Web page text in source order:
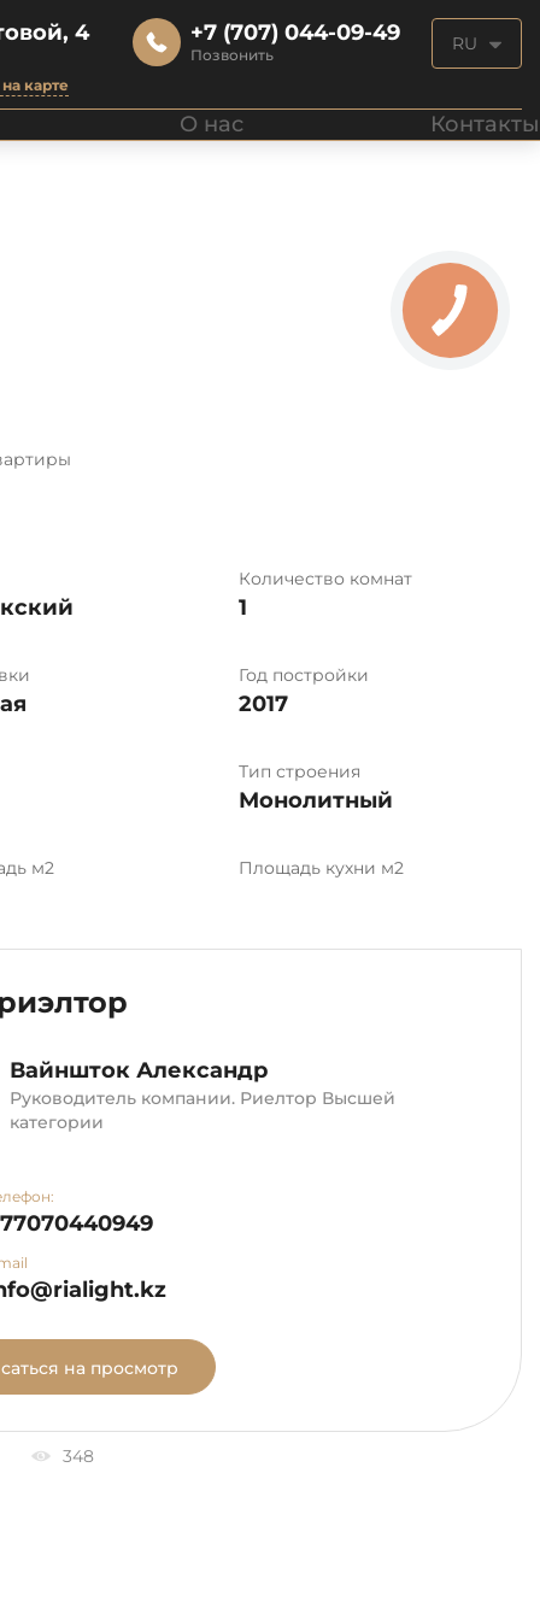
4
карте
+7 (707) 044-09-49
Позвонить
RU
О нас Контакты
Количество комнат
1
Год постройки
2017
Тип строения
Монолитный
м2 Площадь кухни м2
Вайншток Александр
Руководитель компании. Риелтор Высшей
категории
на просмотр
348